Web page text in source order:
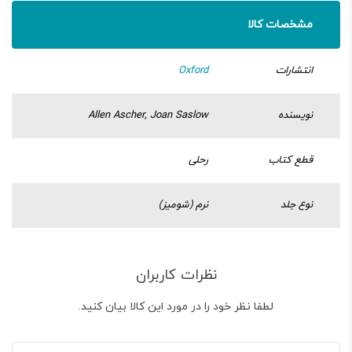
مشخصات کالا
انتشارات Oxford
نویسنده Allen Ascher, Joan Saslow
قطع کتاب رحلی
نوع جلد نرم (شومیز)
نظرات کاربران
لطفا نظر خود را در مورد این کالا بیان کنید.